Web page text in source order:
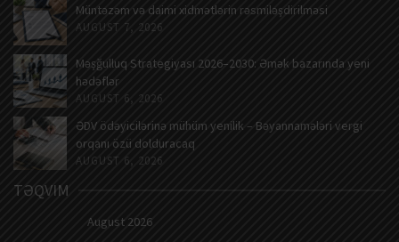
Müntəzəm və daimi xidmətlərin rəsmiləşdirilməsi
AUGUST 7, 2026
Məşğulluq Strategiyası 2026–2030: Əmək bazarında yeni
hədəflər
AUGUST 6, 2026
ƏDV ödəyicilərinə mühüm yenilik – Bəyannamələri vergi
orqanı özü dolduracaq
AUGUST 6, 2026
TƏQVIM
August 2026